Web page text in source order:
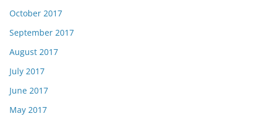
October 2017
September 2017
August 2017
July 2017
June 2017
May 2017